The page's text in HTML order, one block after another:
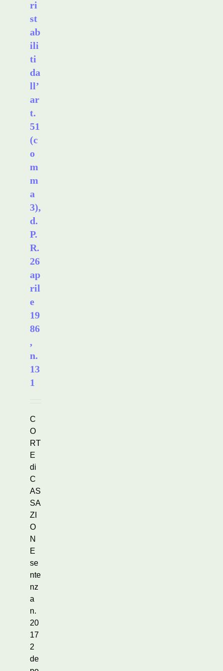
ri
st
ab
ili
ti
da
ll’
ar
t.
51
(c
o
m
m
a
3),
d.
P.
R.
26
ap
ril
e
19
86
,
n.
13
1
C
O
RT
E
di
C
AS
SA
ZI
O
N
E
se
nte
nz
a
n.
20
17
2
de